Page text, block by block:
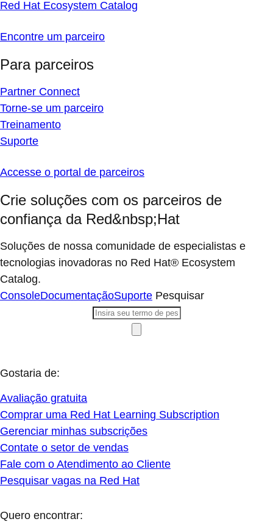
Red Hat Ecosystem Catalog
Encontre um parceiro
Para parceiros
Partner Connect
Torne-se um parceiro
Treinamento
Suporte
Accesse o portal de parceiros
Crie soluções com os parceiros de
confiança da Red&nbsp;Hat
Soluções de nossa comunidade de especialistas e
tecnologias inovadoras no Red Hat® Ecosystem
Catalog.
ConsoleDocumentaçãoSuporte Pesquisar
Gostaria de:
Avaliação gratuita
Comprar uma Red Hat Learning Subscription
Gerenciar minhas subscrições
Contate o setor de vendas
Fale com o Atendimento ao Cliente
Pesquisar vagas na Red Hat
Quero encontrar: